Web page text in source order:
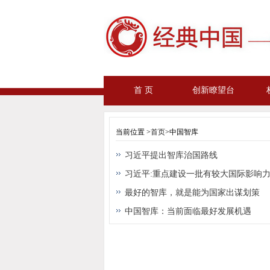
首 页 创新瞭望台
当前位置 >首页>中国智库
习近平提出智库治国路线
习近平:重点建设一批有较大国际影响
最好的智库，就是能为国家出谋划策
中国智库：当前面临最好发展机遇